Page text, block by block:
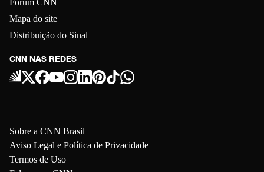
CNN NAS REDES
Fórum CNN
Mapa do site
Distribuição do Sinal
Sobre a CNN Brasil
Aviso Legal e Política de Privacidade
Termos de Uso